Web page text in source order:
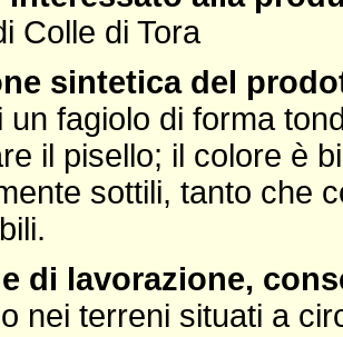
Colle di Tora
sintetica del
un fagiolo di forma
il pisello; il colore è
sottili, tanto che
di lavorazione,
nei terreni situati a